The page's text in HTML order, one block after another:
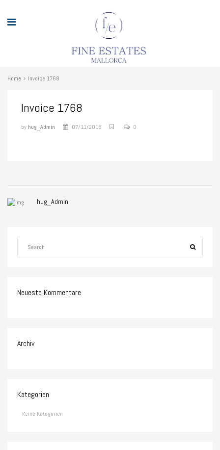
Home Invoice 1768
Invoice 1768
by hug_Admin 07/11/2016 0
hug_Admin
Neueste Kommentare
Archiv
Kategorien
Keine Kategorien